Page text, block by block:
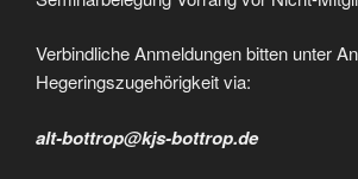
Verbindliche Anmeldungen bitten unter
Hegeringszugehörigkeit via:
alt-bottrop@kjs-bottrop.de